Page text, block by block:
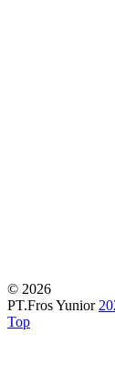
© 2026
PT.Fros Yunior
Top